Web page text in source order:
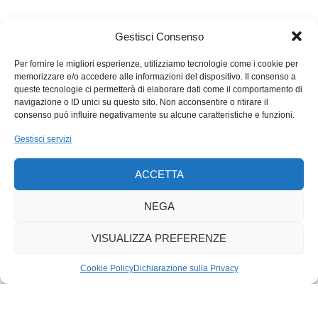
Gestisci Consenso
Per fornire le migliori esperienze, utilizziamo tecnologie come i cookie per
memorizzare e/o accedere alle informazioni del dispositivo. Il consenso a
queste tecnologie ci permetterà di elaborare dati come il comportamento di
navigazione o ID unici su questo sito. Non acconsentire o ritirare il
consenso può influire negativamente su alcune caratteristiche e funzioni.
Gestisci servizi
ACCETTA
NEGA
VISUALIZZA PREFERENZE
Cookie PolicyDichiarazione sulla Privacy
delle sculture intitolateWellee alle lucide rotondità dei
Drehscheibe.
L’universo creativo di Graf si avvale così di un gamma formale
semplice con cui però riesce ad approdare a una molteplicità
di soluzioni originali, coniugando rigore e libertà con la forza di